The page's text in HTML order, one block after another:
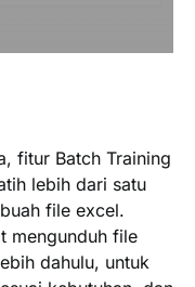
fitur Batch Training
lebih dari satu
file excel.
mengunduh file
dahulu, untuk